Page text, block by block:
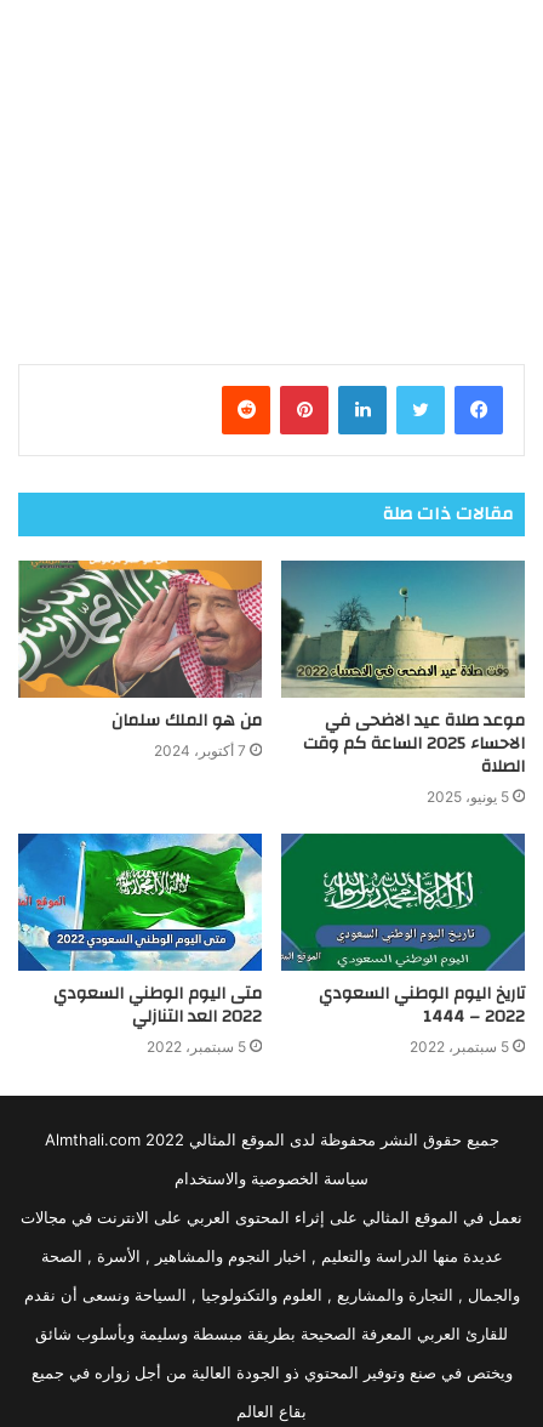
فيسبوك تويتر لينكدإن بينتيريست
مقالات ذات صلة
موعد صلاة عيد الاضحى في
الاحساء 2025 الساعة كم وقت
الصلاة
5 يونيو، 2025
من هو الملك سلمان
7 أكتوبر، 2024
تاريخ اليوم الوطني السعودي
2022 – 1444
5 سبتمبر، 2022
متى اليوم الوطني السعودي
2022 العد التنازلي
5 سبتمبر، 2022
جميع حقوق النشر محفوظة لدى الموقع المثالي 2022 Almthali.com
سياسة الخصوصية والاستخدام
نعمل في الموقع المثالي على إثراء المحتوى العربي على الانترنت في مجالات
عديدة منها الدراسة والتعليم , اخبار النجوم والمشاهير , الأسرة , الصحة
والجمال , التجارة والمشاريع , العلوم والتكنولوجيا , السياحة ونسعى أن نقدم
للقارئ العربي المعرفة الصحيحة بطريقة مبسطة وسليمة وبأسلوب شائق
ويختص في صنع وتوفير المحتوي ذو الجودة العالية من أجل زواره في جميع
بقاع العالم